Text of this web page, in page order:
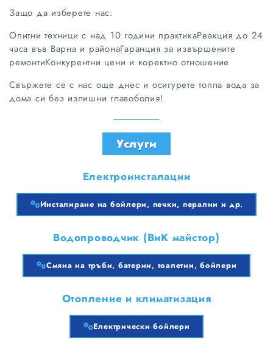
Защо да изберете нас:
Опитни техници с над 10 години практикаРеакция до 24
часа във Варна и районаГаранция за извършените
ремонтиКонкурентни цени и коректно отношение
Свържете се с нас още днес и осигурете топла вода за
дома си без излишни главоболия!
Услуги
Електроинсталации
Инсталиране на бойлери, печки, перални и др.
Водопроводчик (ВиК майстор)
Смяна на тръби, батерии, тоалетни, бойлери
Отопление и климатизация
Електрически бойлери